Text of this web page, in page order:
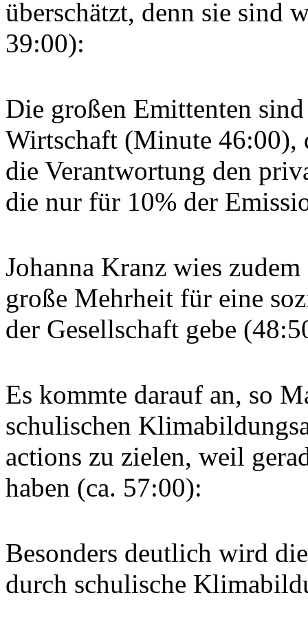
überschätzt, denn sie sind
39:00):
Die großen Emittenten
Wirtschaft (Minute 46:00),
die Verantwortung den
die nur für 10% der
Johanna Kranz wies
große Mehrheit für eine
der Gesellschaft gebe
Es kommte darauf an, so
schulischen
actions zu zielen, weil
haben (ca. 57:00):
Besonders deutlich wird
durch schulische